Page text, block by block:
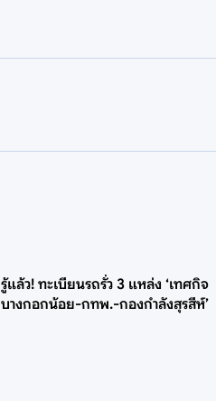
รู้แล้ว! ทะเบียนรถรั่ว 3 แหล่ง ‘เทศกิจ
บางกอกน้อย-กทพ.-กองกำลังสุรสีห์’